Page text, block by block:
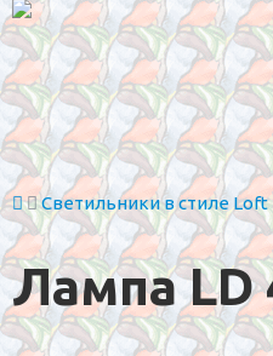
Светильники в стиле Loft
Лампа LD